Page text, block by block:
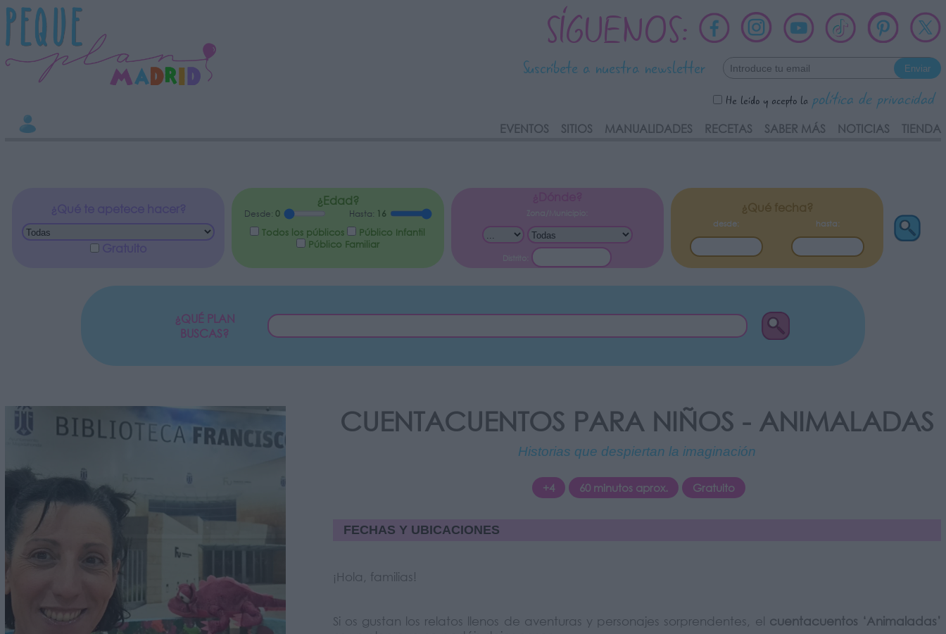
SÍGUENOS:
Suscríbete a nuestra newsletter
He leído y acepto la política de privacidad
EVENTOS SITIOS MANUALIDADES RECETAS SABER MÁS NOTICIAS TIENDA
¿Edad?
Desde:0 Hasta: 16
Todos los públicos
Público Infantil
Público Familiar
desde: hasta:
¿QUÉ PLAN
BUSCAS?
CUENTACUENTOS PARA NIÑOS - ANIMALADAS
Historias que despiertan la imaginación
+4 60 minutos aprox. Gratuito
FECHAS Y UBICACIONES
¡Hola, familias!
Si os gustan los relatos llenos de aventuras y personajes sorprendentes, el cuentacuentos ‘Animaladas’
INFORMACION SOBRE LA PROTECCIÓN DE TUS DATOS
Responsable:
Finalidad:
Datos tratados:
Información adicional